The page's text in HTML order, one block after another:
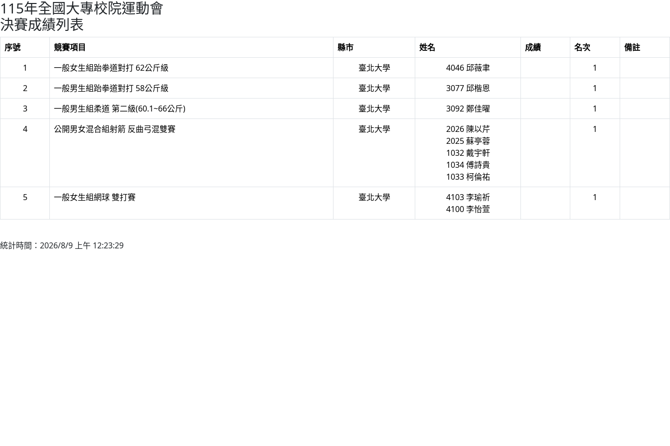
115年全國大專校院運動會
決賽成績列表
序號 競賽項目 縣市 姓名 成績 名次
備註
1
一般女生組跆拳道對打 62公斤級 臺北大學 4046 邱薇聿
1
2
一般男生組跆拳道對打 58公斤級 臺北大學 3077 邱楷恩
1
3
一般男生組柔道 第二級(60.1~66公斤) 臺北大學 3092 鄭佳曜
1
4
公開男女混合組射箭 反曲弓混雙賽 臺北大學
2026 陳以芹
2025 蘇亭蓉
1032 戴宇軒
1034 傅詩貴
1033 柯倫祐
1
5 一般女生組網球 雙打賽 臺北大學
4103 李瑜祈
4100 李怡萱
1
統計時間：2026/8/9 上午 12:23:29